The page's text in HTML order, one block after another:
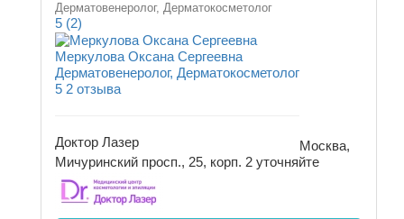
Дерматовенеролог, Дерматокосметолог
5 (2)
Меркулова Оксана Сергеевна
Дерматовенеролог, Дерматокосметолог
5 2 отзыва
Доктор Лазер
Москва,
Мичуринский просп., 25, корп. 2 уточняйте